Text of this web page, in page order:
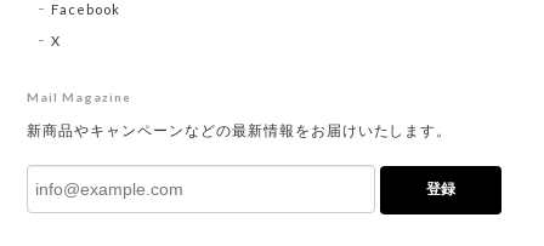
Facebook
X
Mail Magazine
新商品やキャンペーンなどの最新情報をお届けいたします。
登録